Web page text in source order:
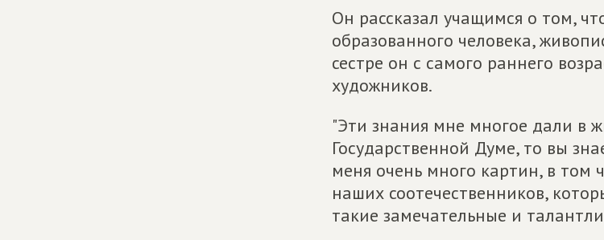
Он рассказал учащимся о том,
образованного человека,
сестре он с самого раннего
художников.
"Эти знания мне многое дали в
Государственной Думе, то вы
меня очень много картин, в том
наших соотечественников,
такие замечательные и